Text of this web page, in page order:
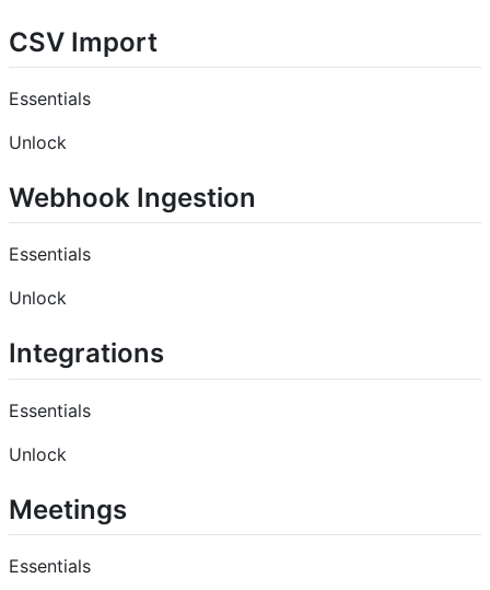
CSV Import
Essentials
Unlock
Webhook Ingestion
Essentials
Unlock
Integrations
Essentials
Unlock
Meetings
Essentials